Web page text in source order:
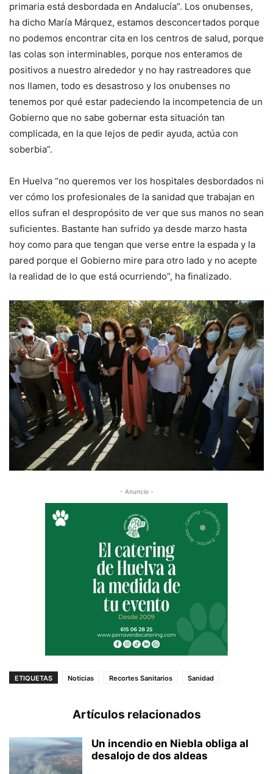
primaria está desbordada en Andalucía”. Los onubenses,
ha dicho María Márquez, estamos desconcertados porque
no podemos encontrar cita en los centros de salud, porque
las colas son interminables, porque nos enteramos de
positivos a nuestro alrededor y no hay rastreadores que
nos llamen, todo es desastroso y los onubenses no
tenemos por qué estar padeciendo la incompetencia de un
Gobierno que no sabe gobernar esta situación tan
complicada, en la que lejos de pedir ayuda, actúa con
soberbia”.
En Huelva “no queremos ver los hospitales desbordados ni
ver cómo los profesionales de la sanidad que trabajan en
ellos sufran el despropósito de ver que sus manos no sean
suficientes. Bastante han sufrido ya desde marzo hasta
hoy como para que tengan que verse entre la espada y la
pared porque el Gobierno mire para otro lado y no acepte
la realidad de lo que está ocurriendo”, ha finalizado.
- Anuncio -
ETIQUETAS Noticias Recortes Sanitarios Sanidad
Artículos relacionados
Un incendio en Niebla obliga al
desalojo de dos aldeas